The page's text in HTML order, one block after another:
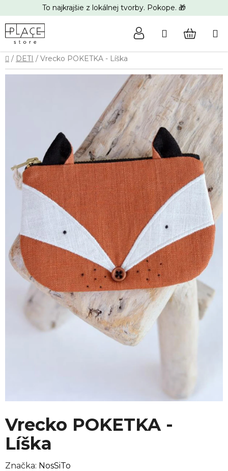
na
obsah
To najkrajšie z lokálnej tvorby. Pokope. 🎁
Hľadať
Domov
/ DETI / Vrecko POKETKA - Líška
Vrecko POKETKA -
Líška
Značka: NosSiTo